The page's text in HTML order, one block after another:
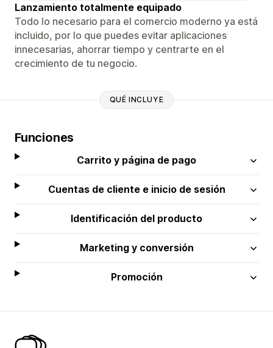
Lanzamiento totalmente equipado
Todo lo necesario para el comercio moderno ya está
incluido, por lo que puedes evitar aplicaciones
innecesarias, ahorrar tiempo y centrarte en el
crecimiento de tu negocio.
QUÉ INCLUYE
Funciones
Carrito y página de pago
Cuentas de cliente e inicio de sesión
Identificación del producto
Marketing y conversión
Promoción